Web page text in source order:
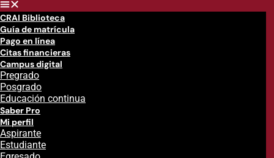
CRAI Biblioteca
Guía de matrícula
Pago en línea
Citas financieras
Campus digital
Pregrado
Posgrado
Educación continua
Saber Pro
Mi perfil
Aspirante
Estudiante